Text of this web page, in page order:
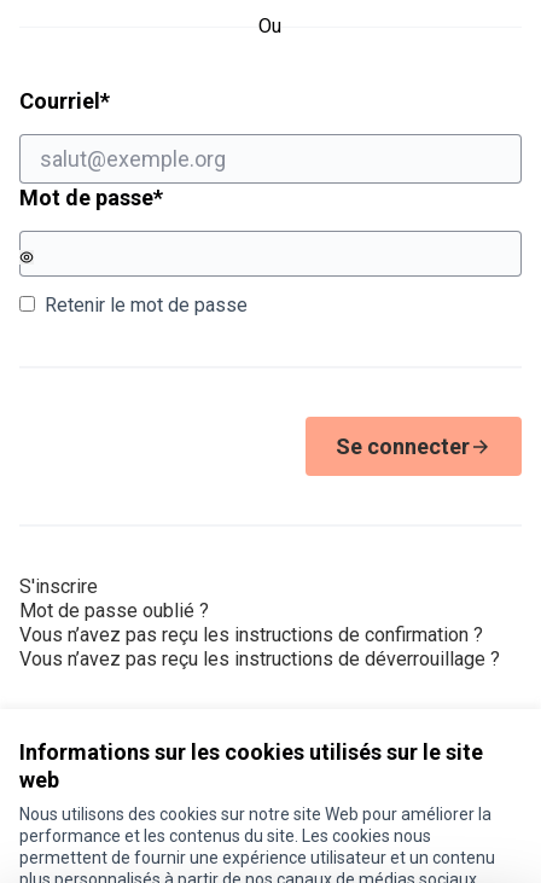
Informations sur les cookies utilisés sur le site
web
Nous utilisons des cookies sur notre site Web pour améliorer la
performance et les contenus du site. Les cookies nous
permettent de fournir une expérience utilisateur et un contenu
Ou
Courriel *Champ obligatoire
Mot de passe*Champ obligatoire
Retenir le mot de passe
Se connecter
S'inscrire
Mot de passe oublié ?
Vous n’avez pas reçu les instructions de confirmation ?
Vous n’avez pas reçu les instructions de déverrouillage ?
Conditions d'utilisation
Paramètres des cookies
Je participe ! sur X
Je participe ! sur Facebook
Je participe ! sur Instagram